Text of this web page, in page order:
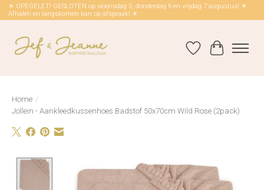
☀ OPEGELET! GESLOTEN op woensdag 5, donderdag 6 en vrijdag 7 augustus! ☀
Afhalen en langskomen kan op afspraak! ☀
Verlanglijst
Home /
Jollein - Aankleedkussenhoes Badstof 50x70cm Wild Rose (2pack)
Product image slideshow Items